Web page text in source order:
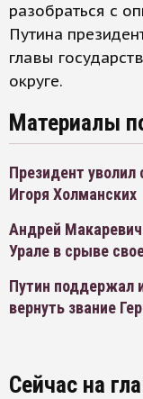
разобраться с
Путина
главы
округе.
Материалы
Президент
Игоря Холманских
Андрей
Урале в срыве
Путин поддержал
вернуть звание
Сейчас на